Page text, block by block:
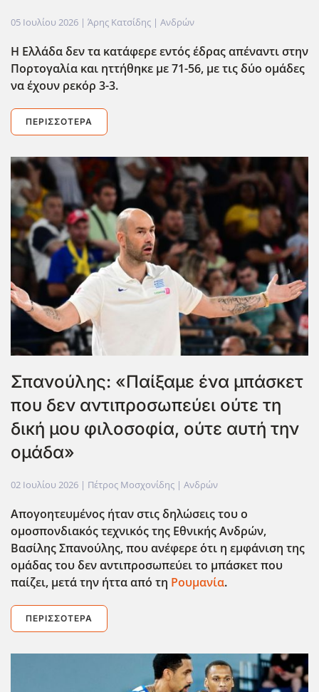
05 Ιουλίου 2026 | Άρης Κατσίδης | Ανδρών
Η Ελλάδα δεν τα κατάφερε εντός έδρας απέναντι στην
Πορτογαλία και ηττήθηκε με 71-56, με τις δύο ομάδες
να έχουν ρεκόρ 3-3.
ΠΕΡΙΣΣΌΤΕΡΑ
Σπανούλης: «Παίξαμε ένα μπάσκετ
που δεν αντιπροσωπεύει ούτε τη
δική μου φιλοσοφία, ούτε αυτή την
ομάδα»
02 Ιουλίου 2026 | Πέτρος Μοσχονίδης | Ανδρών
Απογοητευμένος ήταν στις δηλώσεις του ο
ομοσπονδιακός τεχνικός της Εθνικής Ανδρών,
Βασίλης Σπανούλης, που ανέφερε ΄οτι η εμφάνιση της
ομάδας του δεν αντιπροσωπεύει το μπάσκετ που
παίζει, μετά την ήττα από τη Ρουμανία.
ΠΕΡΙΣΣΌΤΕΡΑ